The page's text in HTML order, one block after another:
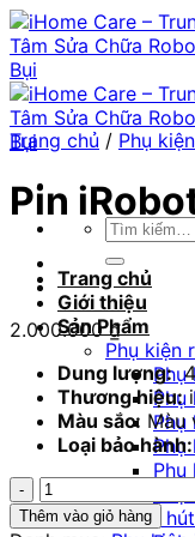
Chuyển
đến
nội
dung
Tìm
Trang chủ
Giới thiệu
Sản Phẩm
Phụ kiện
Phụ
Phụ
Phụ
Phụ
Phụ
Robot
Trang chủ / Phụ
Pin
2.000.000₫
Dung lượng:
Thương hiệu:
Màu sắc: Màu
Loại bảo hành:
Pin
iRobot
Thêm vào giỏ hàng